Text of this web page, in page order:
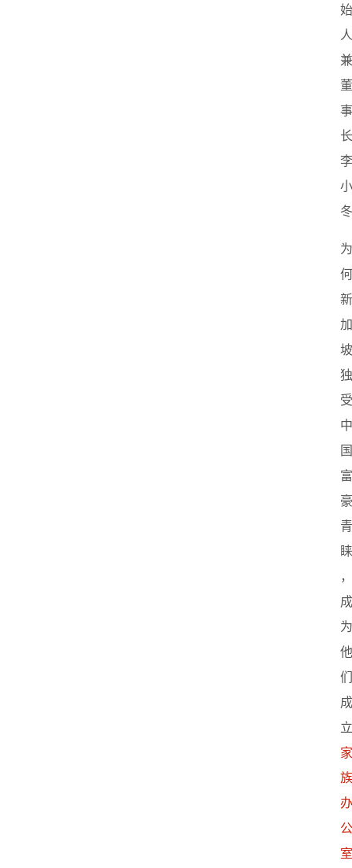
始
人
兼
董
事
长
李
小
冬
为
何
新
加
坡
独
受
中
国
富
豪
青
睐
，
成
为
他
们
成
立
家
族
办
公
室